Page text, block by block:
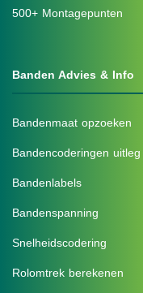
500+ Montagepunten
Banden Advies & Info
Bandenmaat opzoeken
Bandencoderingen uitleg
Bandenlabels
Bandenspanning
Snelheidscodering
Rolomtrek berekenen